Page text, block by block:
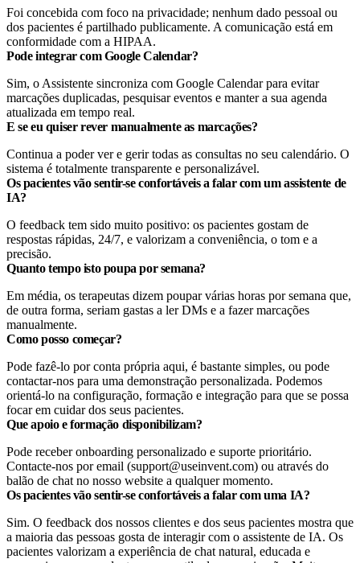
Foi concebida com foco na privacidade; nenhum dado pessoal ou
dos pacientes é partilhado publicamente. A comunicação está em
conformidade com a HIPAA.
Pode integrar com Google Calendar?
Sim, o Assistente sincroniza com Google Calendar para evitar
marcações duplicadas, pesquisar eventos e manter a sua agenda
atualizada em tempo real.
E se eu quiser rever manualmente as marcações?
Continua a poder ver e gerir todas as consultas no seu calendário. O
sistema é totalmente transparente e personalizável.
Os pacientes vão sentir-se confortáveis a falar com um assistente de
IA?
O feedback tem sido muito positivo: os pacientes gostam de
respostas rápidas, 24/7, e valorizam a conveniência, o tom e a
precisão.
Quanto tempo isto poupa por semana?
Em média, os terapeutas dizem poupar várias horas por semana que,
de outra forma, seriam gastas a ler DMs e a fazer marcações
manualmente.
Como posso começar?
Pode fazê-lo por conta própria aqui, é bastante simples, ou pode
contactar-nos para uma demonstração personalizada. Podemos
orientá-lo na configuração, formação e integração para que se possa
focar em cuidar dos seus pacientes.
Que apoio e formação disponibilizam?
Pode receber onboarding personalizado e suporte prioritário.
Contacte-nos por email (support@useinvent.com) ou através do
balão de chat no nosso website a qualquer momento.
Os pacientes vão sentir-se confortáveis a falar com uma IA?
Sim. O feedback dos nossos clientes e dos seus pacientes mostra que
a maioria das pessoas gosta de interagir com o assistente de IA. Os
pacientes valorizam a experiência de chat natural, educada e